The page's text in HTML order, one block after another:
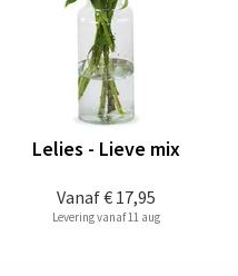
Vanaf€ 17,95
Lelies - Lieve mix
Levering vanaf 11 aug